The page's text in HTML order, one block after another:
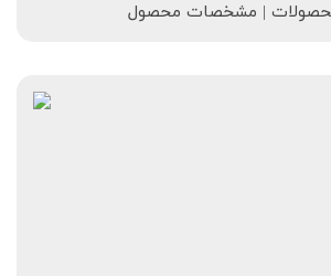
| مشخصات محصول